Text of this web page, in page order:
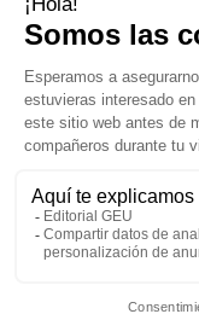
Lo más leído
Síguenos